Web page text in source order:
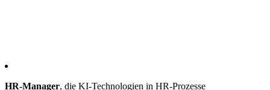
HR-Manager, die KI-Technologien in HR-Prozesse